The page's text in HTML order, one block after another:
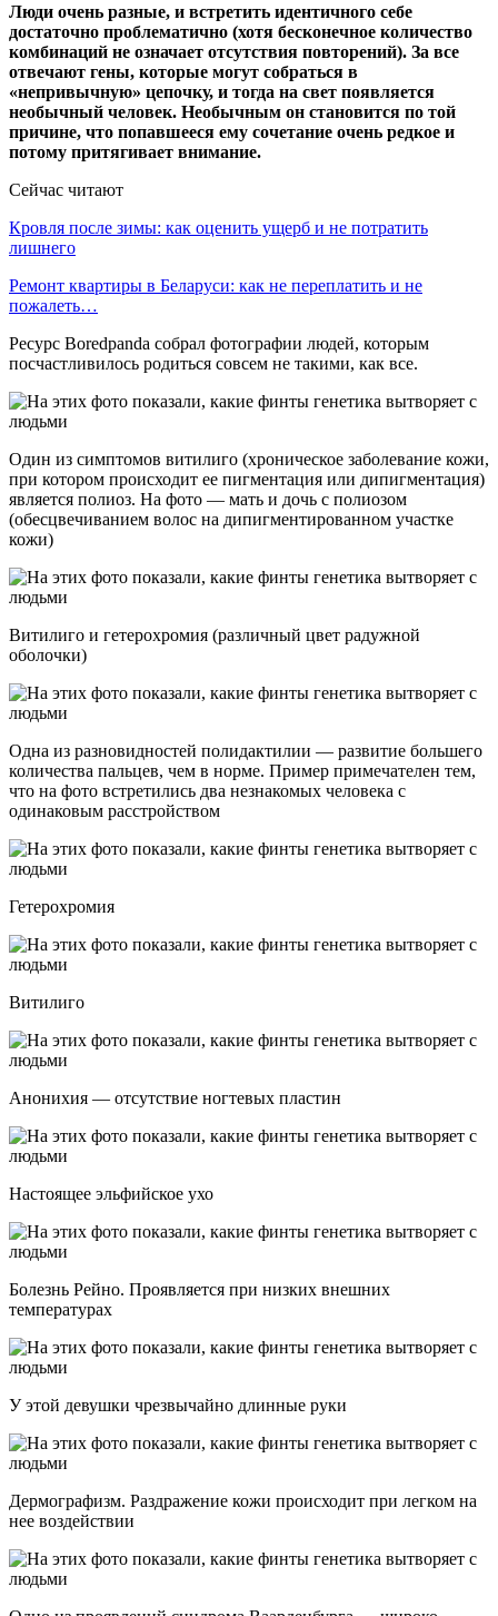
Люди очень разные, и встретить идентичного себе
достаточно проблематично (хотя бесконечное количество
комбинаций не означает отсутствия повторений). За все
отвечают гены, которые могут собраться в
«непривычную» цепочку, и тогда на свет появляется
необычный человек. Необычным он становится по той
причине, что попавшееся ему сочетание очень редкое и
потому притягивает внимание.
Сейчас читают
Кровля после зимы: как оценить ущерб и не потратить
лишнего
Ремонт квартиры в Беларуси: как не переплатить и не
пожалеть…
Ресурс Boredpanda собрал фотографии людей, которым
посчастливилось родиться совсем не такими, как все.
Один из симптомов витилиго (хроническое заболевание кожи,
при котором происходит ее пигментация или дипигментация)
является полиоз. На фото — мать и дочь с полиозом
(обесцвечиванием волос на дипигментированном участке
кожи)
Витилиго и гетерохромия (различный цвет радужной
оболочки)
Одна из разновидностей полидактилии — развитие большего
количества пальцев, чем в норме. Пример примечателен тем,
что на фото встретились два незнакомых человека с
одинаковым расстройством
Гетерохромия
Витилиго
Анонихия — отсутствие ногтевых пластин
Настоящее эльфийское ухо
Болезнь Рейно. Проявляется при низких внешних
температурах
У этой девушки чрезвычайно длинные руки
Дермографизм. Раздражение кожи происходит при легком на
нее воздействии